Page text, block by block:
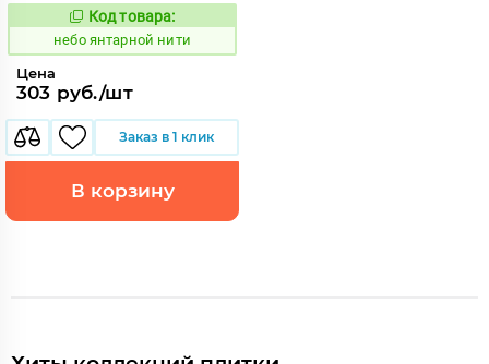
1124810
Код товара:
небо янтарной нити
Цена
303 руб./шт
Заказ в 1 клик
В корзину